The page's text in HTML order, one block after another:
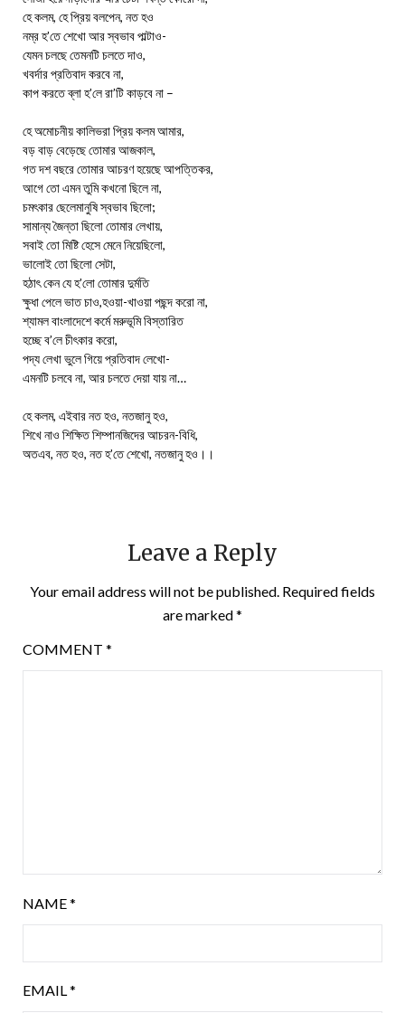
হে কলম, হে প্রিয় বলপেন, নত হও
নম্র হ’তে শেখো আর স্বভাব পাল্টাও-
যেমন চলছে তেমনটি চলতে দাও,
খবর্দার প্রতিবাদ করবে না,
কাপ করতে ব্লা হ’লে রা’টি কাড়বে না –
হে অমোচনীয় কালিভরা প্রিয় কলম আমার,
বড় বাড় বেড়েছে তোমার আজকাল,
গত দশ বছরে তোমার আচরণ হয়েছে আপত্তিকর,
আগে তো এমন তুমি কখনো ছিলে না,
চমৎকার ছেলেমানুষি স্বভাব ছিলো;
সামান্য জৈন্তা ছিলো তোমার লেখায়,
সবাই তো মিষ্টি হেসে মেনে নিয়েছিলো,
ভালোই তো ছিলো সেটা,
হঠাৎ কেন যে হ’লো তোমার দুর্মতি
ক্ষুধা পেলে ভাত চাও,হওয়া-খাওয়া পছন্দ করো না,
শ্যামল বাংলাদেশে কর্মে মরুভূমি বিস্তারিত
হচ্ছে ব’লে চীৎকার করো,
পদ্য লেখা ভুলে গিয়ে প্রতিবাদ লেখো-
এমনটি চলবে না, আর চলতে দেয়া যায় না…
হে কলম, এইবার নত হও, নতজানু হও,
শিখে নাও শিক্ষিত শিম্পানজিদের আচরন-বিধি,
অতএব, নত হও, নত হ’তে শেখো, নতজানু হও।।
Leave a Reply
Your email address will not be published. Required fields
are marked*
COMMENT *
NAME*
EMAIL*